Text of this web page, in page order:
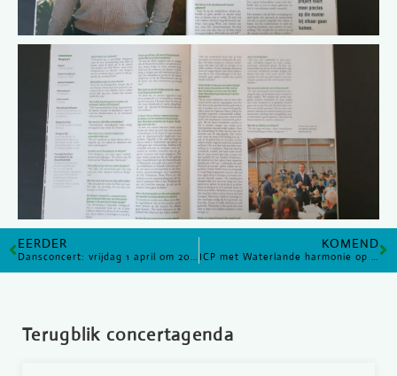
EERDER KOMEND
Terugblik concertagenda